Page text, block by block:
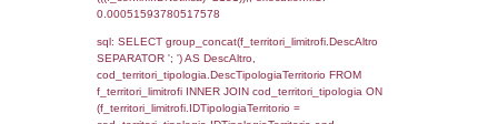
el_regioni_1 ON
el_regioni_1.IstRegione where
executionMS: 0.00064897537231445